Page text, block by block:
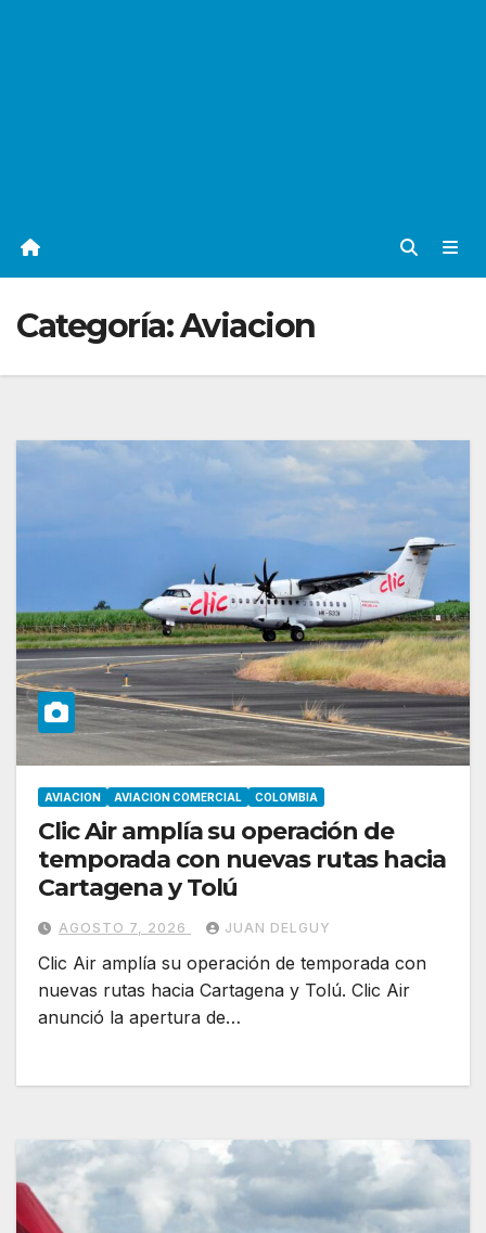
Categoría:Aviacion
AVIACION AVIACION COMERCIAL COLOMBIA
Clic Air amplía su operación de
temporada con nuevas rutas hacia
Cartagena y Tolú
AGOSTO 7, 2026 JUAN DELGUY
Clic Air amplía su operación de temporada con
nuevas rutas hacia Cartagena y Tolú. Clic Air
anunció la apertura de…